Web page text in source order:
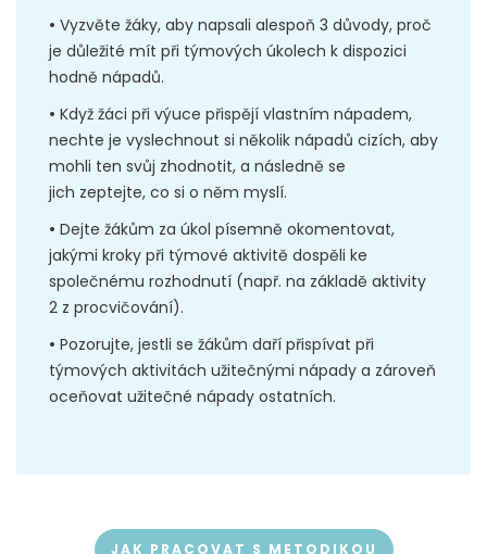
• Vyzvěte žáky, aby napsali alespoň 3 důvody, proč
je důležité mít při týmových úkolech k dispozici
hodně nápadů.
• Když žáci při výuce přispějí vlastním nápadem,
nechte je vyslechnout si několik nápadů cizích, aby
mohli ten svůj zhodnotit, a následně se
jich zeptejte, co si o něm myslí.
• Dejte žákům za úkol písemně okomentovat,
jakými kroky při týmové aktivitě dospěli ke
společnému rozhodnutí (např. na základě aktivity
2 z procvičování).
• Pozorujte, jestli se žákům daří přispívat při
týmových aktivitách užitečnými nápady a zároveň
oceňovat užitečné nápady ostatních.
JAK PRACOVAT S METODIKOU